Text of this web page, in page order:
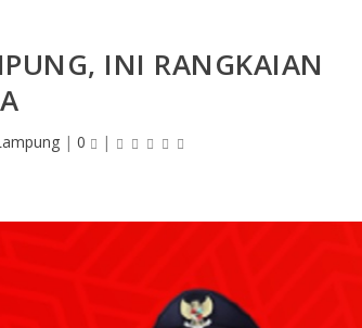
INI RANGKAIAN
| 0 |